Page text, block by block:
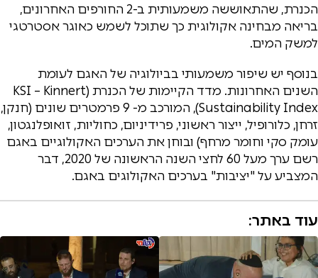
הכנרת, שהתאוששה משמעותית ב-2 החורפים האחרונים,
בריאה מבחינה אקולוגית כך שתוכל לשמש כאוגר אסטרטגי
למשק המים.
בנוסף יש שיפור משמעותי בביולוגיה של האגם לעומת
השנים האחרונות. מדד הקיימות של הכנרת (KSI – Kinnert
Sustainability Index), המורכב מ- 9 פרמטרים שונים (חנקן,
זרחן, כלורופיל, ייצור ראשוני, פרידיניום, כחוליות, זואופלנגטון,
עומק סקי וחומר מרחף) ובוחן את הערכים האקולוגיים באגם
רשם ערך מעל 60 לחצי השנה הראשונה של 2020, דבר
המצביע על "יציבות" בערכים האקולוגים באגם.
עוד באתר: